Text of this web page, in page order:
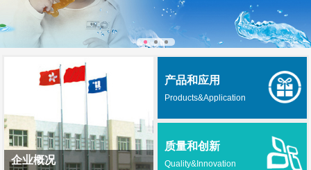
企业概况
产品和应用
Products&Application
质量和创新
Quality&Innovation